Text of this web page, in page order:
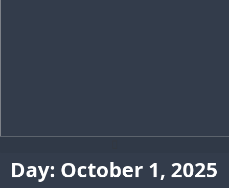
Day: October 1, 2025